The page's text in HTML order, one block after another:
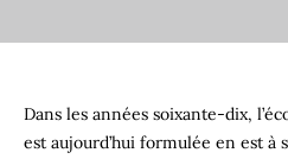
Dans les années soixante-dix,
est aujourd’hui formulée en est à